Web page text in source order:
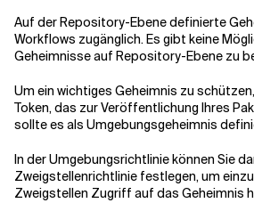
Auf der Repository-Ebene definierte
Workflows zugänglich. Es gibt keine
Geheimnisse auf Repository-Ebene zu
Um ein wichtiges Geheimnis zu
Token, das zur Veröffentlichung Ihres
sollte es als Umgebungsgeheimnis
In der Umgebungsrichtlinie können Sie
Zweigstellenrichtlinie festlegen, um
Zweigstellen Zugriff auf das Geheimnis